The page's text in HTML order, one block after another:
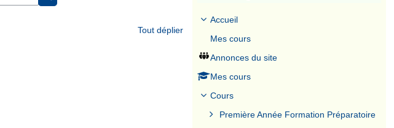
Rechercher des cours
Tout déplier
Accueil
Mes cours
Annonces du site
Mes cours
Cours
Première Année Formation Préparatoire